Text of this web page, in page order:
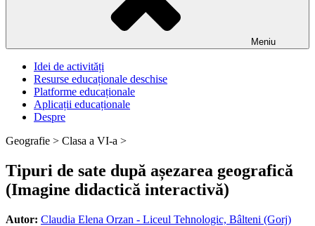
Meniu
Idei de activități
Resurse educaționale deschise
Platforme educaționale
Aplicații educaționale
Despre
Geografie > Clasa a VI-a >
Tipuri de sate după așezarea geografică
(Imagine didactică interactivă)
Autor: Claudia Elena Orzan - Liceul Tehnologic, Bâlteni (Gorj)